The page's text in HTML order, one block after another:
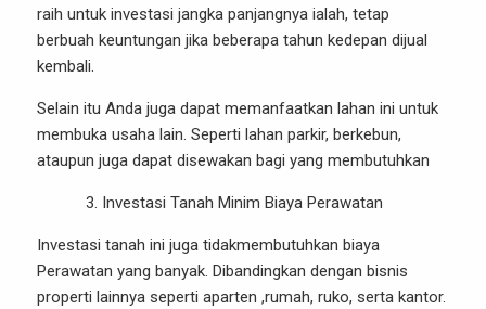
raih untuk investasi jangka panjangnya ialah, tetap
berbuah keuntungan jika beberapa tahun kedepan dijual
kembali.
Selain itu Anda juga dapat memanfaatkan lahan ini untuk
membuka usaha lain. Seperti lahan parkir, berkebun,
ataupun juga dapat disewakan bagi yang membutuhkan
Investasi Tanah Minim Biaya Perawatan
Investasi tanah ini juga tidakmembutuhkan biaya
Perawatan yang banyak. Dibandingkan dengan bisnis
properti lainnya seperti aparten ,rumah, ruko, serta kantor.